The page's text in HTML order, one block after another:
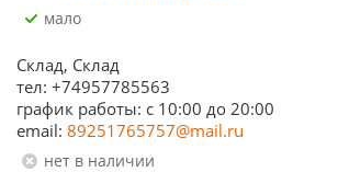
Мало
Склад, Склад
тел: +74957785563
график работы: c 10:00 до 20:00
email: 89251765757@mail.ru
Нет в наличии